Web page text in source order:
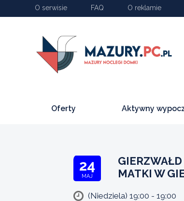
O serwisie FAQ O reklamie
Oferty Aktywny
24
MAJ
MATKI W
(Niedziela) 19:00 - 19:00